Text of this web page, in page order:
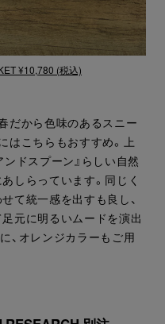
¥10,780 (税込)
だから色味のあるスニー
はこちらもおすすめ。上
ドスプーン』らしい自然
しらっています。同じく
て統一感を出すも良し、
元に明るいムードを演出
、オレンジカラーもご用